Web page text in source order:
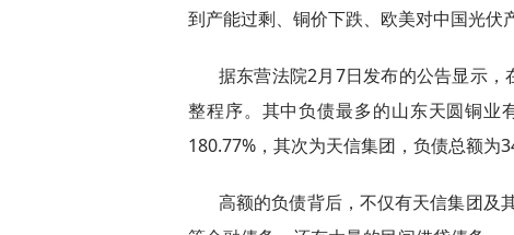
到产能过剩、铜价下跌、欧美对中国光伏
据东营法院2月7日发布的公告显示
整程序。其中负债最多的山东天圆铜业
180.77%，其次为天信集团，负债总额为
高额的负债背后，不仅有天信集团及